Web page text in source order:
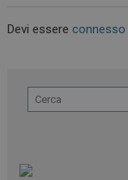
Devi essereconnesso